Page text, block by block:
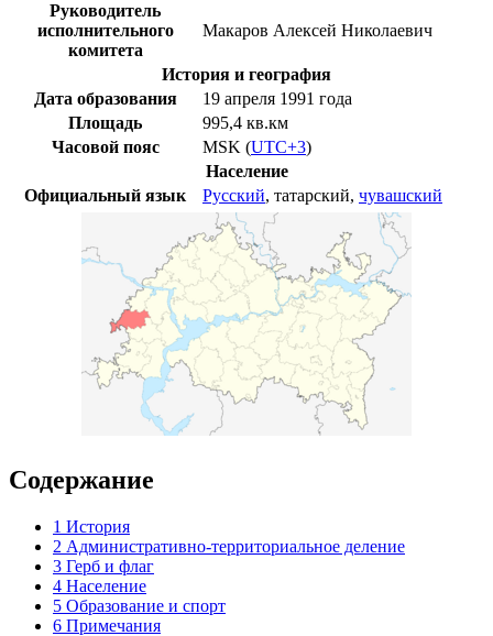
Руководитель
исполнительного
комитета
Макаров Алексей Николаевич
История и география
Дата образования
19 апреля 1991 года
Площадь
995,4 кв.км
Часовой пояс
MSK (UTC+3)
Население
Официальный язык
Русский, татарский, чувашский
Содержание
1 История
2 Административно-территориальное деление
3 Герб и флаг
4 Население
5 Образование и спорт
6 Примечания